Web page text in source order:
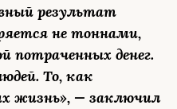
результат
не тоннами,
денег.
То, как
жизнь», — заключил